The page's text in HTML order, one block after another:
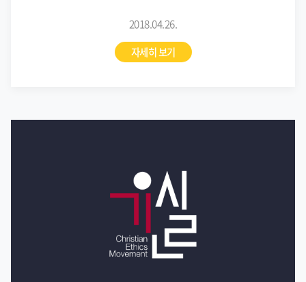
2018.04.26.
자세히 보기